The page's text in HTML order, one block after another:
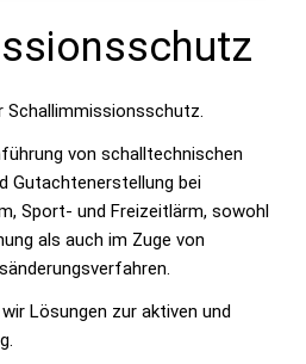
Schallimmissionsschutz.
von schalltechnischen
Gutachtenerstellung bei
Sport- und Freizeitlärm, sowohl
als auch im Zuge von
Lösungen zur aktiven und